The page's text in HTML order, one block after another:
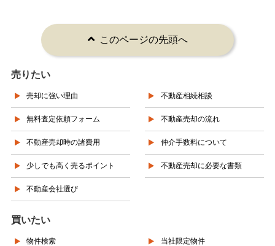
このページの先頭へ
売りたい
売却に強い理由 不動産相続相談
無料査定依頼フォーム 不動産売却の流れ
不動産売却時の諸費用 仲介手数料について
少しでも高く売るポイント 不動産売却に必要な書類
不動産会社選び
買いたい
物件検索 当社限定物件